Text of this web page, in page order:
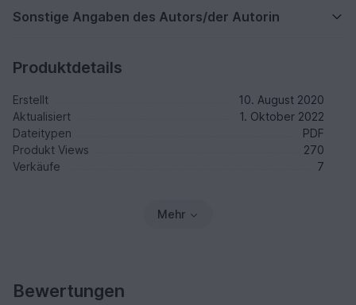
Sonstige Angaben des Autors/der Autorin
Produktdetails
Erstellt
10. August 2020
Aktualisiert
1. Oktober 2022
Dateitypen
PDF
Produkt Views
270
Verkäufe
7
Mehr
Bewertungen